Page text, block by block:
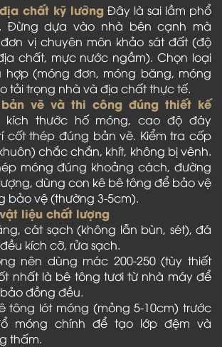
chất kỹ lưỡng Đây là sai lầm phổ
Đừng dựa vào nhà bên cạnh mà
vị chuyên môn khảo sát đất (độ
chất, mực nước ngầm). Chọn loại
hợp (móng đơn, móng băng, móng
tải trọng nhà và địa chất thực tế.
vẽ và thi công đúng thiết kế
thước hố móng, cao độ đáy
cốt thép đúng bản vẽ. Kiểm tra cốp
chắc chắn, khít, không bị vênh.
móng đúng khoảng cách, đường
dùng con kê bê tông để bảo vệ
bảo vệ (thường 3-5cm).
liệu chất lượng
cát sạch (không lẫn bùn, sét), đá
kích cỡ, rửa sạch.
nên dùng mác 200-250 (tùy thiết
nhất là bê tông tươi từ nhà máy để
đồng đều.
tông lót móng (mỏng 5-10cm) trước
móng chính để tạo lớp đệm và
thấm.